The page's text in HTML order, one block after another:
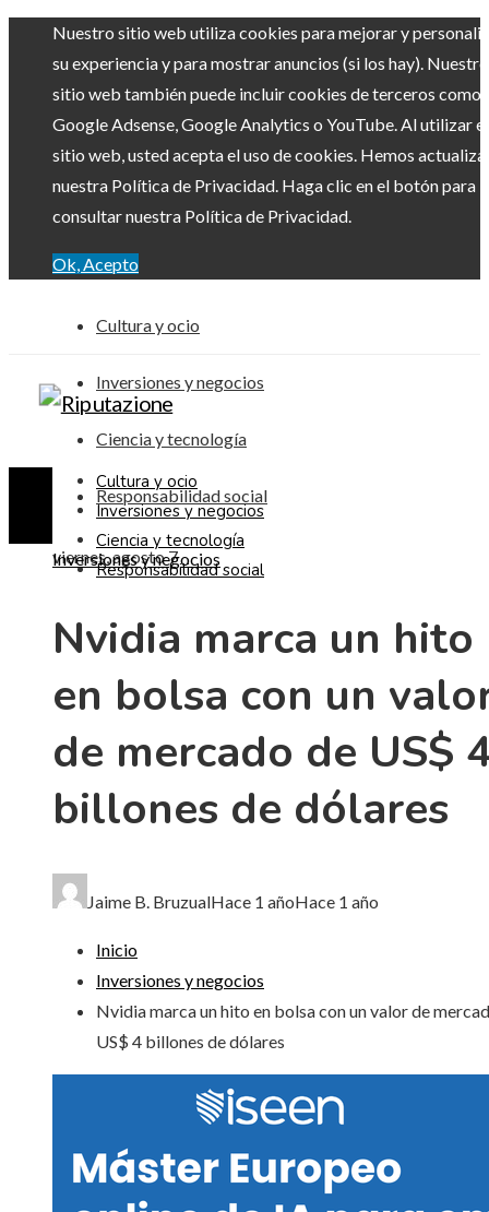
Nuestro sitio web utiliza cookies para mejorar y
su experiencia y para mostrar anuncios (si los hay). Nuestro
sitio web también puede incluir cookies de terceros como
Google Adsense, Google Analytics o YouTube. Al utilizar el
sitio web, usted acepta el uso de cookies. Hemos
nuestra Política de Privacidad. Haga clic en el botón para
consultar nuestra Política de Privacidad.
Ok, Acepto
Cultura y ocio
Inversiones y negocios
Ciencia y tecnología
Responsabilidad social
viernes, agosto 7
Cultura y ocio
Inversiones y negocios
Ciencia y tecnología
Responsabilidad social
Inversiones y negocios
Nvidia marca un hito
en bolsa con un
de mercado de US$
billones de dólares
Jaime B. BruzualHace 1 añoHace 1 año
Inicio
Inversiones y negocios
Nvidia marca un hito en bolsa con un valor de
US$ 4 billones de dólares